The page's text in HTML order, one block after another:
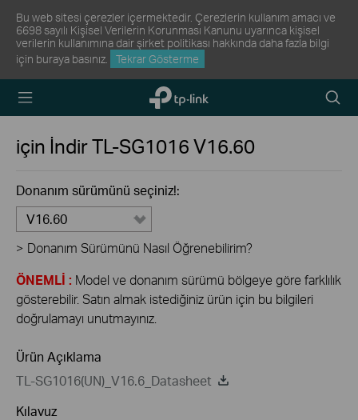
Bu web sitesi çerezler içermektedir. Çerezlerin kullanım amacı ve
6698 sayılı Kişisel Verilerin Korunması Kanunu uyarınca kişisel
verilerin kullanımına dair şirket politikası hakkında daha fazla bilgi
için buraya basınız. Tekrar Gösterme
TP-Link,
Reliably
Arama
için İndirTL-SG1016V16.60
Donanım sürümünü seçiniz!:
V16.60
> Donanım Sürümünü Nasıl Öğrenebilirim?
ÖNEMLİ : Model ve donanım sürümü bölgeye göre farklılık
gösterebilir. Satın almak istediğiniz ürün için bu bilgileri
doğrulamayı unutmayınız.
Ürün Açıklama
TL-SG1016(UN)_V16.6_Datasheet
Kılavuz